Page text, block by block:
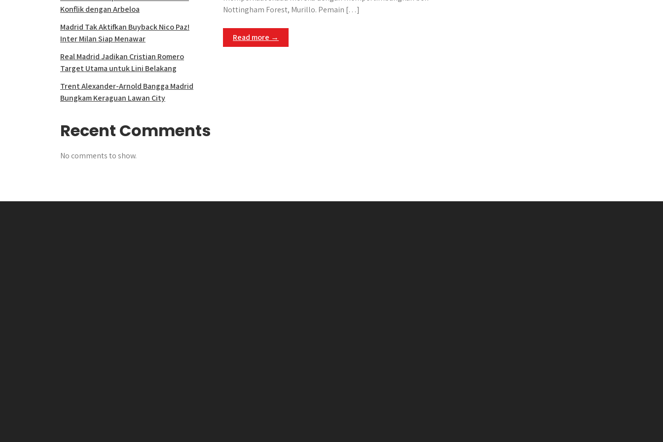
Nottingham Forest, Murillo. Pemain […]
Read more →
Konflik dengan Arbeloa
Madrid Tak Aktifkan Buyback Nico Paz!
Inter Milan Siap Menawar
Real Madrid Jadikan Cristian Romero
Target Utama untuk Lini Belakang
Trent Alexander-Arnold Bangga Madrid
Bungkam Keraguan Lawan City
Recent Comments
No comments to show.